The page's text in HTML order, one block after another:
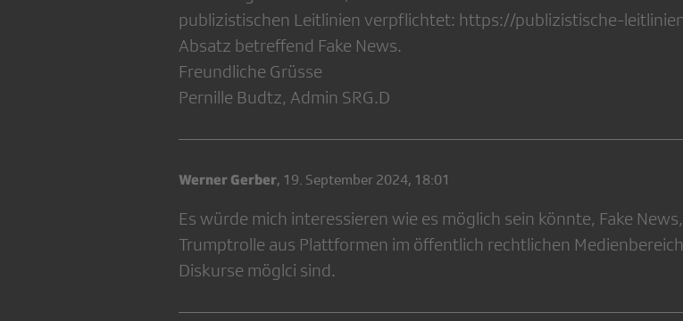
publizistischen Leitlinien verpflichtet: https://publizistische-
Absatz betreffend Fake News.
Freundliche Grüsse
Pernille Budtz, Admin SRG.D
Werner Gerber, 19. September 2024, 18:01
Es würde mich interessieren wie es möglich sein könnte, Fake
Trumptrolle aus Plattformen im öffentlich rechtlichen
Diskurse möglci sind.